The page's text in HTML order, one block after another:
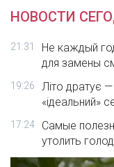
НОВОСТИ
21:31
Не каждый
для замены
19:26
Літо дратує
«ідеальний»
17:24
Самые
утолить